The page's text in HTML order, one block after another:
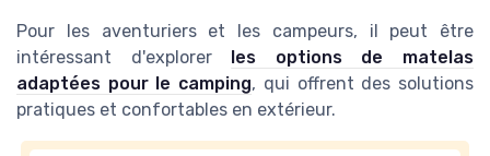
Pour les aventuriers et les campeurs, il peut être
intéressant d'explorer
les options de matelas
adaptées pour le camping, qui offrent des solutions
pratiques et confortables en extérieur.